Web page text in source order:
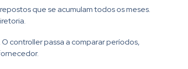
que se acumulam todos os meses.
. O controller passa a comparar períodos,